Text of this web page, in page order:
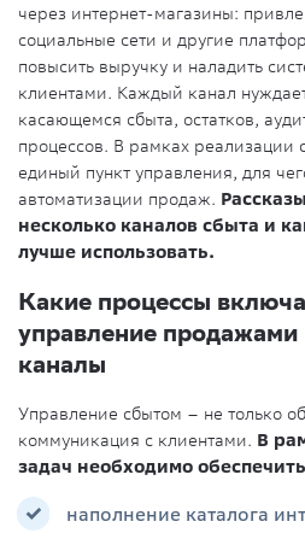
через интернет-магазины:
социальные сети и другие
повысить выручку и наладить
клиентами. Каждый канал
касающемся сбыта, остатков,
процессов. В рамках реализации
единый пункт управления, для
автоматизации продаж.
несколько каналов сбыта и
лучше использовать.
Какие процессы
управление продажами
каналы
Управление сбытом – не только
коммуникация с клиентами. В
задач необходимо
наполнение каталога